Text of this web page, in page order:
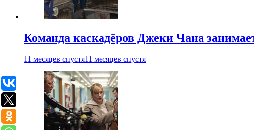
Команда каскадёров Джеки Чана
11 месяцев спустя11 месяцев спустя